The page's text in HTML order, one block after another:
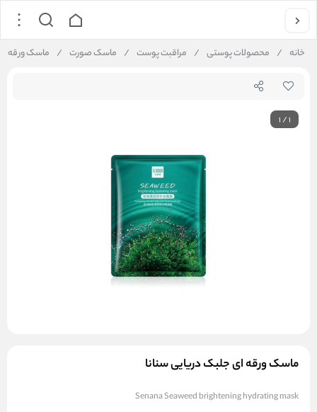
خانه / محصولات پوستی / مراقبت پوست / ماسک صورت / ماسک ورقه
1/1
ماسک ورقه ای جلبک دریایی سنانا
Senana Seaweed brightening hydrating mask